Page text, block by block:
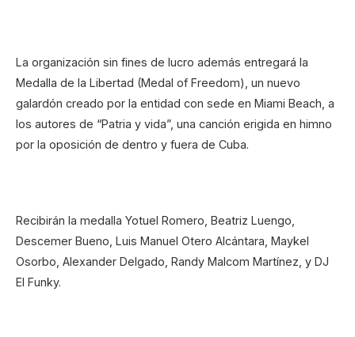
La organización sin fines de lucro además entregará la
Medalla de la Libertad (Medal of Freedom), un nuevo
galardón creado por la entidad con sede en Miami Beach, a
los autores de “Patria y vida”, una canción erigida en himno
por la oposición de dentro y fuera de Cuba.
Recibirán la medalla Yotuel Romero, Beatriz Luengo,
Descemer Bueno, Luis Manuel Otero Alcántara, Maykel
Osorbo, Alexander Delgado, Randy Malcom Martínez, y DJ
El Funky.